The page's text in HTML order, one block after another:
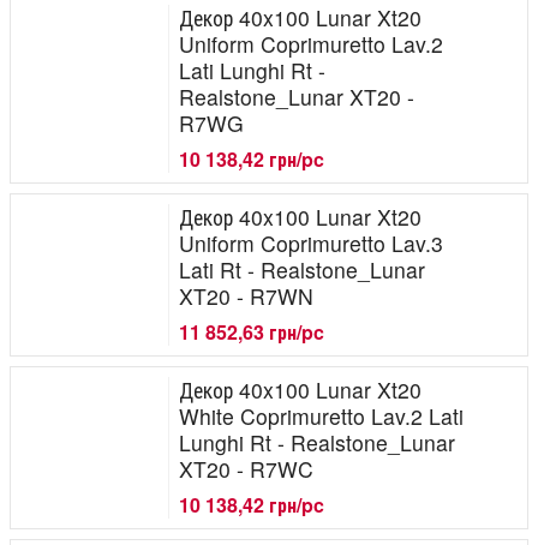
Декор 40x100 Lunar Xt20
Uniform Coprimuretto Lav.2
Lati Lunghi Rt -
Realstone_Lunar XT20 -
R7WG
10 138,42 грн/pc
Декор 40x100 Lunar Xt20
Uniform Coprimuretto Lav.3
Lati Rt - Realstone_Lunar
XT20 - R7WN
11 852,63 грн/pc
Декор 40x100 Lunar Xt20
White Coprimuretto Lav.2 Lati
Lunghi Rt - Realstone_Lunar
XT20 - R7WC
10 138,42 грн/pc